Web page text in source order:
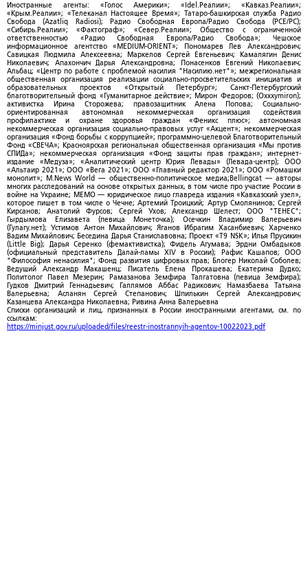
Иностранные агенты: «Голос Америки»; «Idel.Реалии»; «Кавказ.Реалии»;
«Крым.Реалии»; «Телеканал Настоящее Время»; Татаро-башкирская служба Радио
Свобода (Azatliq Radiosi); Радио Свободная Европа/Радио Свобода (PCE/PC);
«Сибирь.Реалии»; «Фактограф»; «Север.Реалии»; Общество с ограниченной
ответственностью «Радио Свободная Европа/Радио Свобода»; Чешское
информационное агентство «MEDIUM-ORIENT»; Пономарев Лев Александрович;
Савицкая Людмила Алексеевна; Маркелов Сергей Евгеньевич; Камалягин Денис
Николаевич; Апахончич Дарья Александровна; Понасенков Евгений Николаевич;
Альбац; «Центр по работе с проблемой насилия "Насилию.нет"»; межрегиональная
общественная организация реализации социально-просветительских инициатив и
образовательных проектов «Открытый Петербург»; Санкт-Петербургский
благотворительный фонд «Гуманитарное действие»; Мирон Федоров; (Oxxxymiron);
активистка Ирина Сторожева; правозащитник Алена Попова; Социально-
ориентированная автономная некоммерческая организация содействия
профилактике и охране здоровья граждан «Феникс плюс»; автономная
некоммерческая организация социально-правовых услуг «Акцент»; некоммерческая
организация «Фонд борьбы с коррупцией»; программно-целевой Благотворительный
Фонд «СВЕЧА»; Красноярская региональная общественная организация «Мы против
СПИДа»; некоммерческая организация «Фонд защиты прав граждан»; интернет-
издание «Медуза»; «Аналитический центр Юрия Левады» (Левада-центр); ООО
«Альтаир 2021»; ООО «Вега 2021»; ООО «Главный редактор 2021»; ООО «Ромашки
монолит»; M.News World — общественно-политическое медиа;Bellingcat — авторы
многих расследований на основе открытых данных, в том числе про участие России в
войне на Украине; МЕМО — юридическое лицо главреда издания «Кавказский узел»,
которое пишет в том числе о Чечне; Артемий Троицкий; Артур Смолянинов; Сергей
Кирсанов; Анатолий Фурсов; Сергей Ухов; Александр Шелест; ООО "ТЕНЕС";
Гырдымова Елизавета (певица Монеточка); Осечкин Владимир Валерьевич
(Гулагу.нет); Устимов Антон Михайлович; Яганов Ибрагим Хасанбиевич; Харченко
Вадим Михайлович; Беседина Дарья Станиславовна; Проект «T9 NSK»; Илья Прусикин
(Little Big); Дарья Серенко (фемактивистка); Фидель Агумава; Эрдни Омбадыков
(официальный представитель Далай-ламы XIV в России); Рафис Кашапов; ООО
"Философия ненасилия"; Фонд развития цифровых прав; Блогер Николай Соболев;
Ведущий Александр Макашенц; Писатель Елена Прокашева; Екатерина Дудко;
Политолог Павел Мезерин; Рамазанова Земфира Талгатовна (певица Земфира);
Гудков Дмитрий Геннадьевич; Галлямов Аббас Радикович; Намазбаева Татьяна
Валерьевна; Асланян Сергей Степанович; Шпилькин Сергей Александрович;
Казанцева Александра Николаевна; Ривина Анна Валерьевна
Списки организаций и лиц, признанных в России иностранными агентами, см. по
ссылкам:
https://minjust.gov.ru/uploaded/files/reestr-inostrannyih-agentov-10022023.pdf